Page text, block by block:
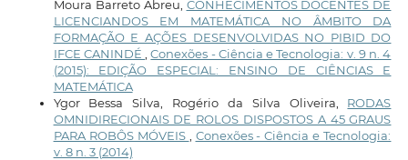
Moura Barreto Abreu, CONHECIMENTOS DOCENTES DE
LICENCIANDOS EM MATEMÁTICA NO ÂMBITO DA
FORMAÇÃO E AÇÕES DESENVOLVIDAS NO PIBID DO
IFCE CANINDÉ
,Conexões - Ciência e Tecnologia: v. 9 n. 4
(2015): EDIÇÃO ESPECIAL: ENSINO DE CIÊNCIAS E
MATEMÁTICA
Ygor Bessa Silva, Rogério da Silva Oliveira, RODAS
OMNIDIRECIONAIS DE ROLOS DISPOSTOS A 45 GRAUS
PARA ROBÔS MÓVEIS
Conexões - Ciência e Tecnologia:
v. 8 n. 3 (2014)